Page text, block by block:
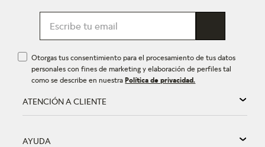
Otorgas tus consentimiento para el procesamiento de tus datos
personales con fines de marketing y elaboración de perfiles tal
como se describe en nuestraPolítica de privacidad.
ATENCIÓN A CLIENTE
AYUDA